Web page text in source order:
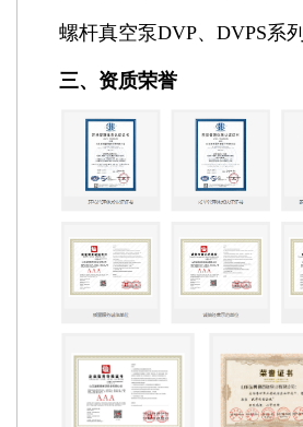
螺杆真空泵DVP、DVPS系列
三、资质荣誉